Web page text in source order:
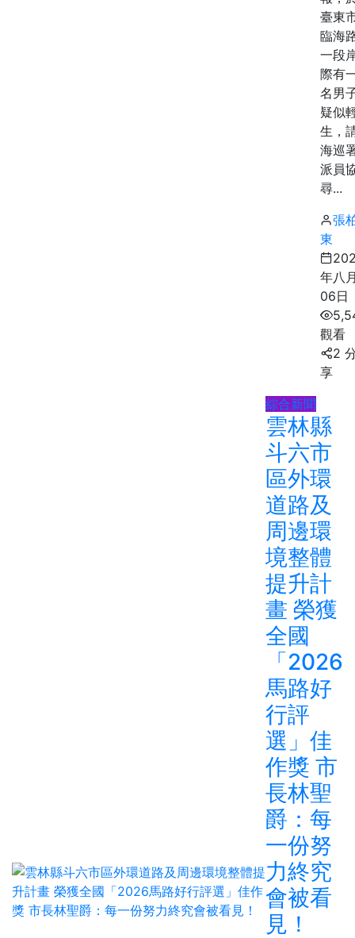
臺東
臨海
一段
際有
名男
疑似
生，
海巡
派員
尋...
張
東
年八
06日
觀看
2
享
綜合新聞
雲林縣
斗六市
區外環
道路及
周邊環
境整體
提升計
畫 榮獲
全國
「2026
馬路好
行評
選」佳
作獎 市
長林聖
爵：每
一份努
力終究
會被看
見！